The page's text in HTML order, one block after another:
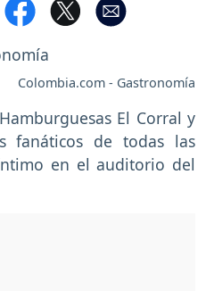
Colombia.com - Gastronomía
El Corral y
fanáticos de todas las
en el auditorio del